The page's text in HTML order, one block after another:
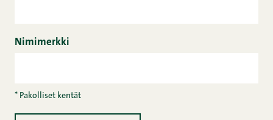
Nimimerkki
* Pakolliset kentät